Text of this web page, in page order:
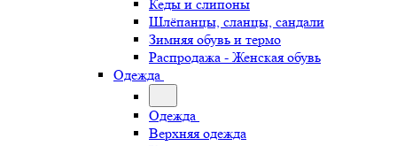
Кеды и слипоны
Шлёпанцы, сланцы, сандали
Зимняя обувь и термо
Распродажа - Женская обувь
Одежда
Одежда
Верхняя одежда